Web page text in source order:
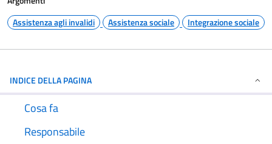
Assistenza agli invalidi
Assistenza sociale Integrazione sociale
INDICE DELLA PAGINA
Cosa fa
Responsabile